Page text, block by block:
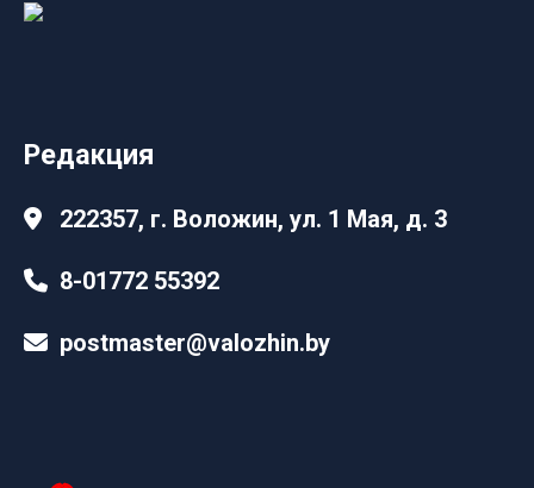
Редакция
222357, г. Воложин, ул. 1 Мая, д. 3
8-01772 55392
postmaster@valozhin.by